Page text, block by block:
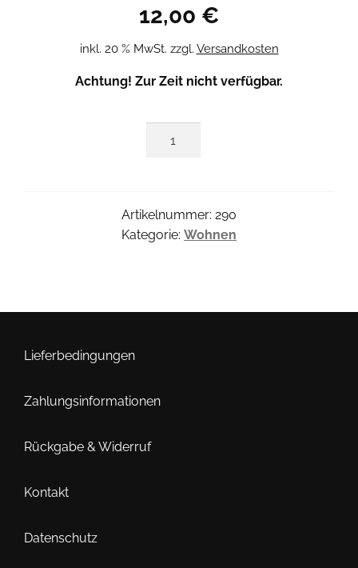
12,00 €
inkl. 20 % MwSt. zzgl. Versandkosten
Achtung! Zur Zeit nicht verfügbar.
Artikelnummer: 290
Kategorie: Wohnen
Lieferbedingungen
Zahlungsinformationen
Rückgabe & Widerruf
Kontakt
Datenschutz